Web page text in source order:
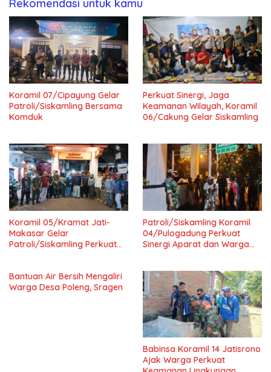
Rekomendasi untuk kamu
Koramil 07/Cipayung Gelar
Patroli/Siskamling Bersama
Komduk
Perkuat Sinergi, Jaga
Keamanan Wilayah, Koramil
06/Cakung Gelar Siskamling
Koramil 05/Kramat Jati-
Makasar Gelar
Patroli/Siskamling Perkuat
Patroli/Siskamling Koramil
04/Pulogadung Perkuat
Sinergi Aparat dan Warga
Bantuan Air Bersih Mengaliri
Warga Desa Poleng, Sragen
Babinsa Koramil 14 Jatisrono
Ajak Warga Perkuat